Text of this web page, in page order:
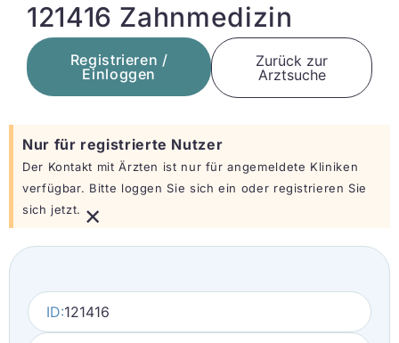
121416 Zahnmedizin
Registrieren /
Einloggen
Zurück zur
Arztsuche
Nur für registrierte Nutzer
Der Kontakt mit Ärzten ist nur für angemeldete Kliniken
verfügbar. Bitte loggen Sie sich ein oder registrieren Sie
sich jetzt. ×
ID:121416